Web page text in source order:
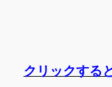
クリックする